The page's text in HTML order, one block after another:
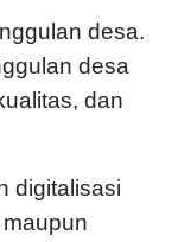
desa.
desa
dan
digitalisasi